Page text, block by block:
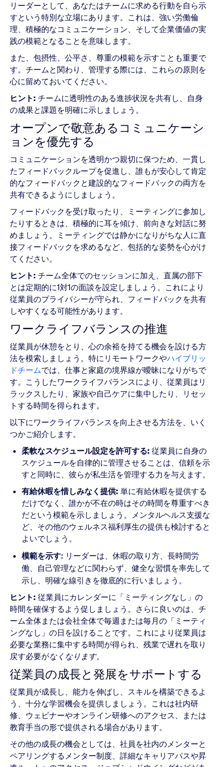
リーダーとして、あなたはチームに求める行動を自ら示
すという特別な立場にあります。これは、強い労働倫
理、積極的なコミュニケーション、そして企業価値の実
践の模範となることを意味します。
また、包摂性、公平さ、尊重の模範を示すことも重要で
す。チームと関わり、管理する際には、これらの原則を
心に留めておいてください。
ヒント: チームに透明性のある進捗状況を共有し、自身
の成果と課題を明確に示しましょう。
オープンで敬意あるコミュニケーシ
ョンを優先する
コミュニケーションを透明かつ親切に保つため、一貫し
たフィードバックループを促進し、誰もが安心して肯定
的なフィードバックと建設的なフィードバックの両方を
共有できるようにしましょう。
フィードバックを受け取ったり、ミーティングに参加し
たりするときは、積極的に耳を傾け、前向きな対話に努
めましょう。ミーティングでは静かになりがちな人に直
接フィードバックを求めるなど、包括的な姿勢を心がけ
てください。
ヒント: チーム全体でのセッションに加え、直属の部下
とは定期的に1対1の面談を設定しましょう。これにより
従業員のプライバシーが守られ、フィードバックを共有
しやすくなる可能性があります。
ワークライフバランスの推進
従業員が休憩をとり、心の余裕を持てる機会を設ける方
法を模索しましょう。特にリモートワークやハイブリッ
ドチームでは、仕事と家庭の境界線が曖昧になりがちで
す。こうしたワークライフバランスにより、従業員はリ
ラックスしたり、家族や自己ケアに集中したり、リセッ
トする時間を得られます。
以下にワークライフバランスを向上させる方法を、いく
つかご紹介します。
柔軟なスケジュール設定を許可する: 従業員に自身の
スケジュールを自律的に管理させることは、信頼を示
すと同時に、彼らが私生活を管理する力を与えます。
有給休暇を惜しみなく提供: 単に有給休暇を提供する
だけでなく、誰かが不在の時はその時間を尊重すべき
だという模範を示しましょう。メンタルヘルス支援な
ど、その他のウェルネス福利厚生の提供も検討すると
よいでしょう。
模範を示す: リーダーは、休暇の取り方、長時間労
働、自己管理などに関わらず、健全な習慣を率先して
示し、明確な線引きを徹底的に行いましょう。
ヒント: 従業員にカレンダーに「ミーティングなし」の
時間を確保するよう促しましょう。さらに良いのは、チ
ーム全体または会社全体で毎週または毎月の「ミーティ
ングなし」の日を設けることです。これにより従業員は
必要な業務に集中する時間が得られ、残業で遅れを取り
戻す必要がなくなります。
従業員の成長と発展をサポートする
従業員が成長し、能力を伸ばし、スキルを構築できるよ
う、十分な学習機会を提供しましょう。これは社内研
修、ウェビナーやオンライン研修へのアクセス、または
教育手当の形で提供される場合があります。
その他の成長の機会としては、社員を社内のメンターと
ペアリングするメンター制度、詳細なキャリアパスや昇